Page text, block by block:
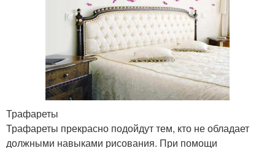
Трафареты
Трафареты прекрасно подойдут тем, кто не обладает
должными навыками рисования. При помощи